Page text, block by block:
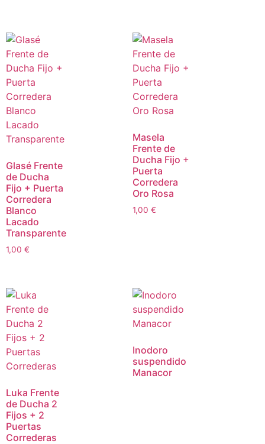
Glasé Frente
de Ducha
Fijo + Puerta
Corredera
Blanco
Lacado
Transparente
1,00 €
Masela
Frente de
Ducha Fijo +
Puerta
Corredera
Oro Rosa
1,00 €
Luka Frente
de Ducha 2
Fijos + 2
Puertas
Correderas
Inodoro
suspendido
Manacor